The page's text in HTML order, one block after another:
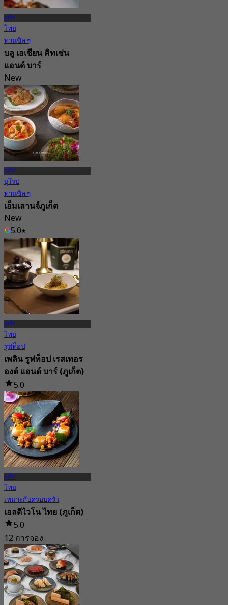
ภูเก็ต
ไทย
ทานชิล ๆ
บลู เอเชียน คิทเช่น
แอนด์ บาร์
New
4.9
จาก฿ 597.5
ภูเก็ต
ยุโรป
ทานชิล ๆ
เอ็มเลานจ์ภูเก็ต
New
5.0
จาก ฿ 475
ภูเก็ต
ไทย
รูฟท็อป
เพลิน รูฟท็อป เรสเทอร
องต์ แอนด์ บาร์ (ภูเก็ต)
5.0
77 การจอง
จาก฿ 625
ภูเก็ต
ไทย
เหมาะกับครอบครัว
เอลดิไวโน ไทย (ภูเก็ต)
5.0
12 การจอง
จาก฿ 625